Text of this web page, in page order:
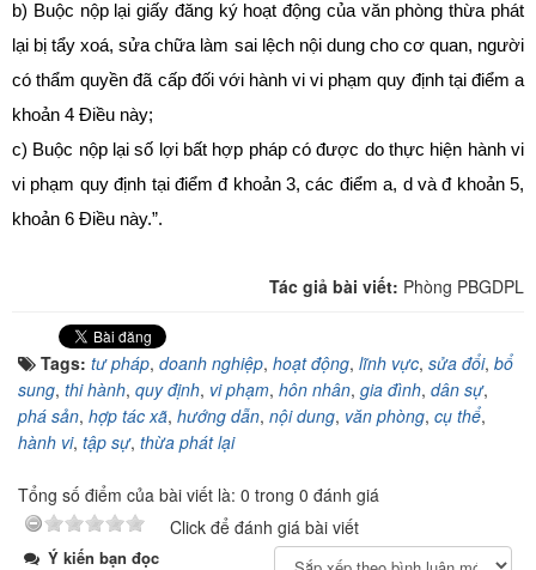
b) Buộc nộp lại giấy đăng ký hoạt động của văn phòng thừa phát
lại bị tẩy xoá, sửa chữa làm sai lệch nội dung cho cơ quan, người
có thẩm quyền đã cấp đối với hành vi vi phạm quy định tại điểm a
khoản 4 Điều này;
c) Buộc nộp lại số lợi bất hợp pháp có được do thực hiện hành vi
vi phạm quy định tại điểm đ khoản 3, các điểm a, d và đ khoản 5,
khoản 6 Điều này.”.
Tác giả bài viết: Phòng PBGDPL
Tags: tư pháp, doanh nghiệp, hoạt động, lĩnh vực, sửa đổi, bổ
sung, thi hành, quy định, vi phạm, hôn nhân, gia đình, dân sự,
phá sản, hợp tác xã, hướng dẫn, nội dung, văn phòng, cụ thể,
hành vi, tập sự, thừa phát lại
Tổng số điểm của bài viết là: 0 trong 0 đánh giá
Click để đánh giá bài viết
Ý kiến bạn đọc